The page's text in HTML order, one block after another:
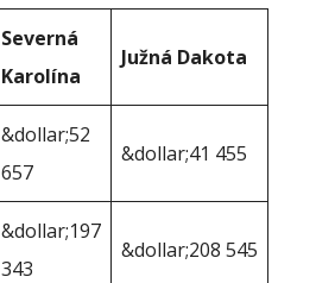
Severná
Karolína
Južná Dakota
&dollar;52
657
&dollar;41 455
&dollar;197
343
&dollar;208 545